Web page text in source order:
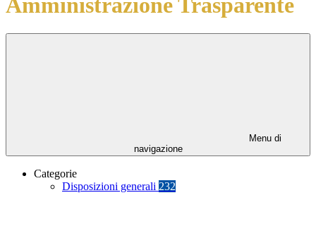
Menu di
navigazione
Categorie
Disposizioni generali 232